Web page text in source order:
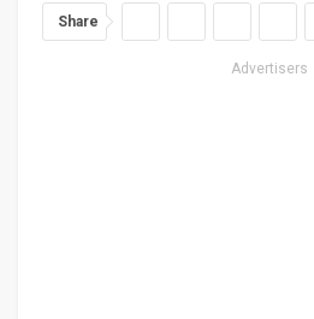
Share
Advertisers